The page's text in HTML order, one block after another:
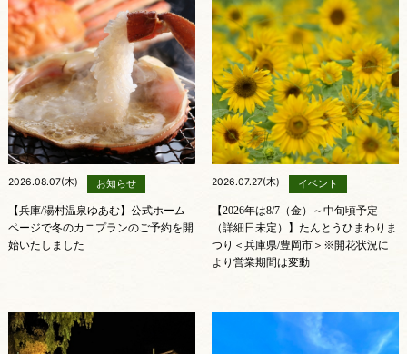
2026.08.07(木) お知らせ
【兵庫/湯村温泉ゆあむ】公式ホーム
ページで冬のカニプランのご予約を開
始いたしました
2026.07.27(木) イベント
【2026年は8/7（金）～中旬頃予定
（詳細日未定）】たんとうひまわりま
つり＜兵庫県/豊岡市＞※開花状況に
より営業期間は変動